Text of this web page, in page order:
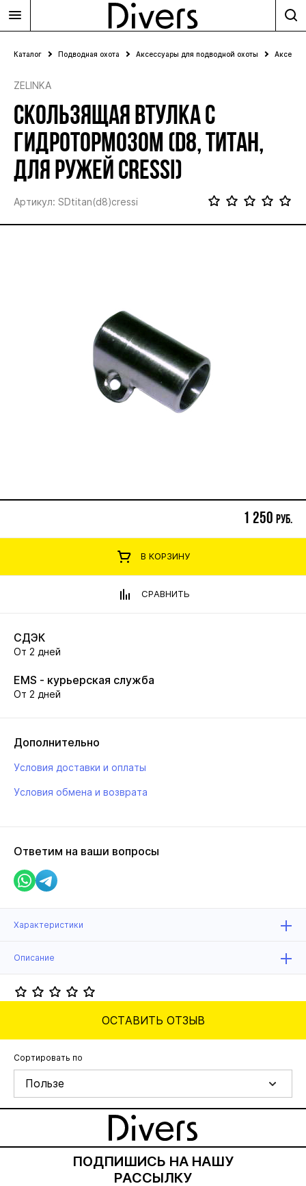
Каталог Подводная охота Аксессуары для подводной охоты
ZELINKA
СКОЛЬЗЯЩАЯ ВТУЛКА С
ГИДРОТОРМОЗОМ (D8, ТИТАН,
ДЛЯ РУЖЕЙ CRESSI)
Артикул: SDtitan(d8)cressi
1 250 руб.
В КОРЗИНУ
СРАВНИТЬ
СДЭК
От 2 дней
EMS - курьерская служба
От 2 дней
Дополнительно
Условия доставки и оплаты
Условия обмена и возврата
Ответим на ваши вопросы
Характеристики
Описание
ОСТАВИТЬ ОТЗЫВ
Сортировать по
Пользе
ПОДПИШИСЬ НА НАШУ
РАССЫЛКУ